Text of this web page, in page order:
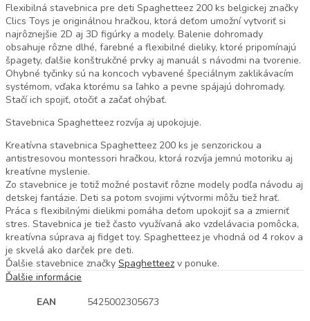
Flexibilná stavebnica pre deti Spaghetteez 200 ks belgickej značky
Clics Toys je originálnou hračkou, ktorá deťom umožní vytvoriť si
najrôznejšie 2D aj 3D figúrky a modely. Balenie dohromady
obsahuje rôzne dlhé, farebné a flexibilné dieliky, ktoré pripomínajú
špagety, ďalšie konštrukčné prvky aj manuál s návodmi na tvorenie.
Ohybné tyčinky sú na koncoch vybavené špeciálnym zaklikávacím
systémom, vďaka ktorému sa ľahko a pevne spájajú dohromady.
Stačí ich spojiť, otočiť a začať ohýbať.
Stavebnica Spaghetteez rozvíja aj upokojuje.
Kreatívna stavebnica Spaghetteez 200 ks je senzorickou a
antistresovou montessori hračkou, ktorá rozvíja jemnú motoriku aj
kreatívne myslenie.
Zo stavebnice je totiž možné postaviť rôzne modely podľa návodu aj
detskej fantázie. Deti sa potom svojimi výtvormi môžu tiež hrať.
Práca s flexibilnými dielikmi pomáha deťom upokojiť sa a zmierniť
stres. Stavebnica je tiež často využívaná ako vzdelávacia pomôcka,
kreatívna súprava aj fidget toy. Spaghetteez je vhodná od 4 rokov a
je skvelá ako darček pre deti.
Ďalšie stavebnice značky Spaghetteez v ponuke.
Ďalšie informácie
EAN
5425002305673